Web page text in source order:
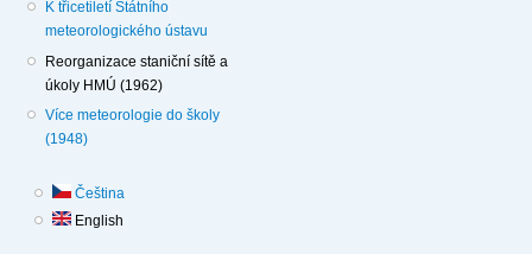
K třicetiletí Státního
meteorologického ústavu
Reorganizace staniční sítě a
úkoly HMÚ (1962)
Více meteorologie do školy
(1948)
Čeština
English